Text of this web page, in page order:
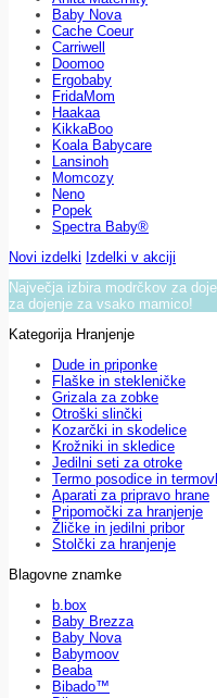
Baby Nova
Cache Coeur
Carriwell
Doomoo
Ergobaby
FridaMom
Haakaa
KikkaBoo
Koala Babycare
Lansinoh
Momcozy
Neno
Popek
Spectra Baby®
Novi izdelki Izdelki v akciji
Največja izbira modrčkov za
za dojenje za vsako mamico!
Kategorija Hranjenje
Dude in priponke
Flaške in stekleničke
Grizala za zobke
Otroški slinčki
Kozarčki in skodelice
Krožniki in skledice
Jedilni seti za otroke
Termo posodice in
Aparati za pripravo hrane
Pripomočki za hranjenje
Žličke in jedilni pribor
Stolčki za hranjenje
Blagovne znamke
b.box
Baby Brezza
Baby Nova
Babymoov
Beaba
Bibado™